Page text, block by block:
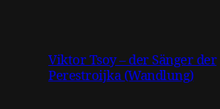
Viktor Tsoy – der Sänger der
Perestroijka (Wandlung)